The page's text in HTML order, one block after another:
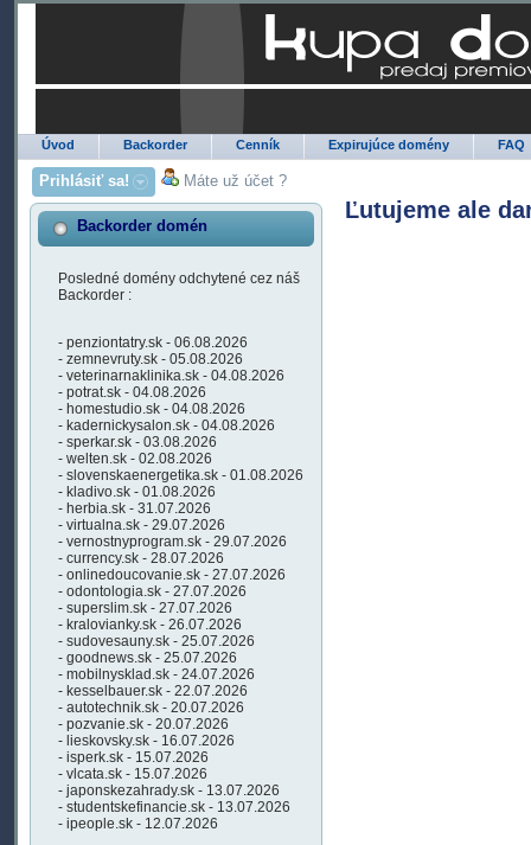
Úvod Backorder Cenník Expirujúce domény FAQ
Prihlásiť sa! Máte už účet ?
Backorder domén
Posledné domény odchytené cez náš
Backorder :
- penziontatry.sk - 06.08.2026
- zemnevruty.sk - 05.08.2026
- veterinarnaklinika.sk - 04.08.2026
- potrat.sk - 04.08.2026
- homestudio.sk - 04.08.2026
- kadernickysalon.sk - 04.08.2026
- sperkar.sk - 03.08.2026
- welten.sk - 02.08.2026
- slovenskaenergetika.sk - 01.08.2026
- kladivo.sk - 01.08.2026
- herbia.sk - 31.07.2026
- virtualna.sk - 29.07.2026
- vernostnyprogram.sk - 29.07.2026
- currency.sk - 28.07.2026
- onlinedoucovanie.sk - 27.07.2026
- odontologia.sk - 27.07.2026
- superslim.sk - 27.07.2026
- kralovianky.sk - 26.07.2026
- sudovesauny.sk - 25.07.2026
- goodnews.sk - 25.07.2026
- mobilnysklad.sk - 24.07.2026
- kesselbauer.sk - 22.07.2026
- autotechnik.sk - 20.07.2026
- pozvanie.sk - 20.07.2026
- lieskovsky.sk - 16.07.2026
- isperk.sk - 15.07.2026
- vlcata.sk - 15.07.2026
- japonskezahrady.sk - 13.07.2026
- studentskefinancie.sk - 13.07.2026
- ipeople.sk - 12.07.2026
Ľutujeme ale